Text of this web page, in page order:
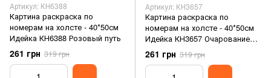
Артикул: КН6388
Картина раскраска по
номерам на холсте - 40*50см
Идейка КН6388 Розовый путь
261 грн 319 грн
Артикул: КН3657
Картина раскраска по
номерам на холсте - 40*50см
Идейка КН3657 Очарование
Парижа
261 грн 319 грн